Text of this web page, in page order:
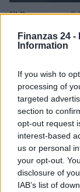
Finanzas 24 -
Information
If you wish to
processing of
targeted
section to
opt-out request
interest-based
us or personal
your opt-out.
disclosure of
IAB’s list of
El Brent cae un